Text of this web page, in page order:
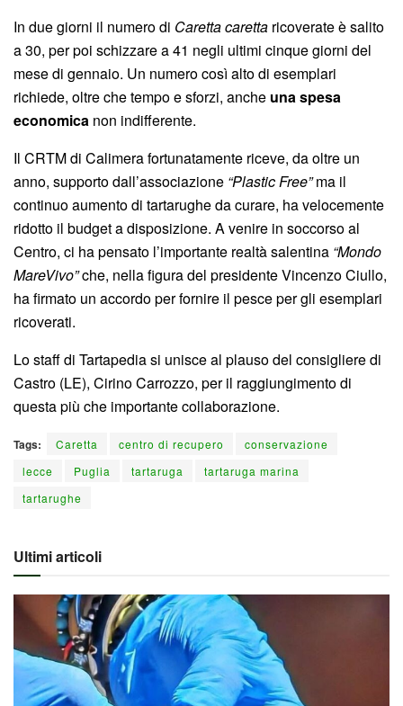
In due giorni il numero di Caretta caretta ricoverate è salito
a 30, per poi schizzare a 41 negli ultimi cinque giorni del
mese di gennaio. Un numero così alto di esemplari
richiede, oltre che tempo e sforzi, anche una spesa
economica non indifferente.
Il CRTM di Calimera fortunatamente riceve, da oltre un
anno, supporto dall’associazione “Plastic Free”ma il
continuo aumento di tartarughe da curare, ha velocemente
ridotto il budget a disposizione. A venire in soccorso al
Centro, ci ha pensato l’importante realtà salentina “Mondo
MareVivo”che, nella figura del presidente Vincenzo Ciullo,
ha firmato un accordo per fornire il pesce per gli esemplari
ricoverati.
Lo staff di Tartapedia si unisce al plauso del consigliere di
Castro (LE), Cirino Carrozzo, per il raggiungimento di
questa più che importante collaborazione.
Tags: Caretta centro di recupero
conservazione
lecce
Puglia tartaruga
tartaruga marina
tartarughe
Ultimi articoli